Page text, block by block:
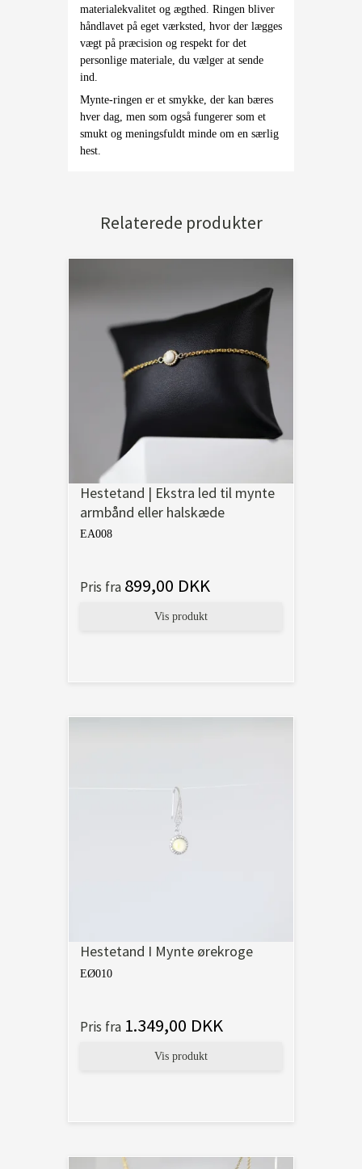
materialekvalitet og ægthed. Ringen bliver
håndlavet på eget værksted, hvor der lægges
vægt på præcision og respekt for det
personlige materiale, du vælger at sende
ind.
Mynte-ringen er et smykke, der kan bæres
hver dag, men som også fungerer som et
smukt og meningsfuldt minde om en særlig
hest.
Relaterede produkter
Hestetand | Ekstra led til mynte
armbånd eller halskæde
EA008
Pris fra 899,00 DKK
Vis produkt
Hestetand I Mynte ørekroge
EØ010
Pris fra 1.349,00 DKK
Vis produkt